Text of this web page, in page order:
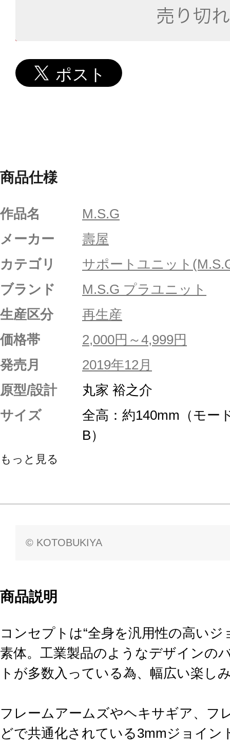
商品仕様
作品名
M.S.G
メーカー
壽屋
カテゴリ
サポートユニット
ブランド
M.S.G プラユニット
生産区分
再生産
価格帯
2,000円～4,999円
発売月
2019年12月
原型/設計
丸家 裕之介
サイズ
全高：約140mm（モー
B）
もっと見る
© KOTOBUKIYA
商品説明
コンセプトは“全身を汎用性の高い
素体。工業製品のようなデザインの
トが多数入っている為、幅広い楽し
フレームアームズやヘキサギア、フ
どで共通化されている3mmジョイン